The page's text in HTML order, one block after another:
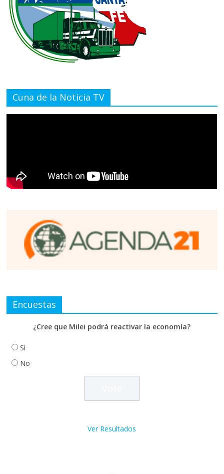
Cuna de la Noticia TV
Encuestas
¿Cree que Milei podrá reactivar la economía?
Si
No
Ver Resultados